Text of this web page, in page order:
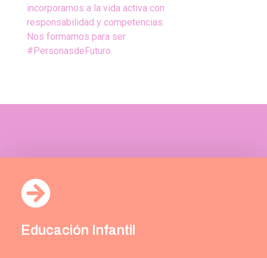
incorporarnos a la vida activa con
responsabilidad y competencias.
Nos formamos para ser
#PersonasdeFuturo.
Educación InfantilInfantil